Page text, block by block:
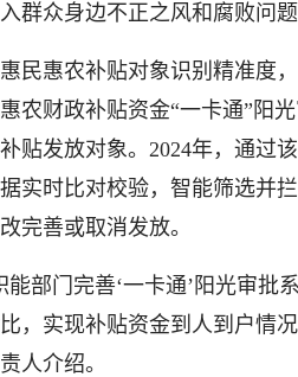
群众身边不正之风和腐败问
惠农补贴对象识别精准度，
农财政补贴资金“一卡通”阳
贴发放对象。2024年，通过
实时比对校验，智能筛选并
完善或取消发放。
门完善‘一卡通’阳光审批
，实现补贴资金到人到户情
人介绍。